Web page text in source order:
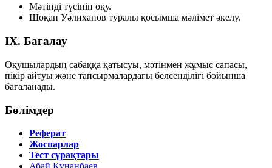
Мәтінді түсініп оқу.
Шоқан Уәлиханов туралы қосымша мәлімет әкелу.
IX. Бағалау
Оқушылардың сабаққа қатысуы, мәтінмен жұмыс сапасы,
пікір айтуы және тапсырмалардағы белсенділігі бойынша
бағаланады.
Бөлімдер
Реферат
Жоспарлар
Тест сұрақтары